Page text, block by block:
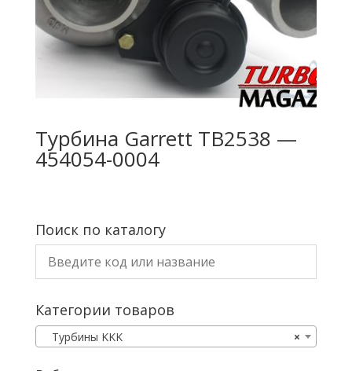
Турбина Garrett TB2538 —
454054-0004
Поиск по каталогу
Категории товаров
×
Турбины KKK